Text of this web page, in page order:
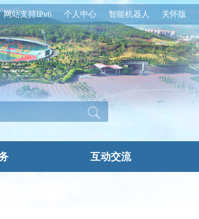
关怀版
智能机器人
个人中心
网站支持IPv6
互动交流